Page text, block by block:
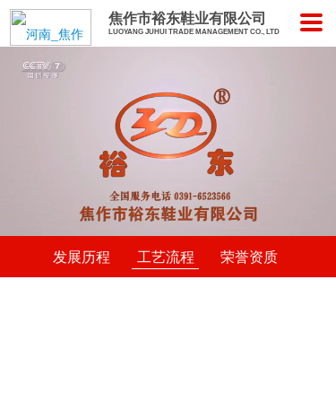
焦作市裕东鞋业有限公司
LUOYANG JUHUI TRADE MANAGEMENT CO., LTD
发展历程 工艺流程 荣誉资质